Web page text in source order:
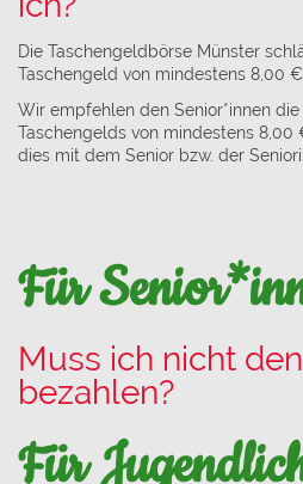
Die Taschengeldbörse Münster
Taschengeld von mindestens 8,00 €
Wir empfehlen den Senior*innen
Taschengelds von mindestens
dies mit dem Senior bzw. der
Für
Muss ich nicht
bezahlen?
Für